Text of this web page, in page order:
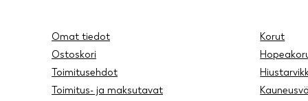
Omat tiedot
Ostoskori
Toimitusehdot
Toimitus- ja maksutavat
Korut